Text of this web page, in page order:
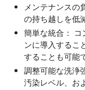
メンテナンスの
の持ち越しを低
簡単な統合： コ
ンに導入するこ
することも可能
調整可能な洗浄
汚染レベル、お